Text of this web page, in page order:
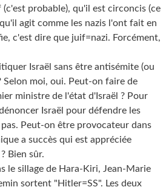
probable), qu'il est circoncis (ce
agit comme les nazis l'ont fait en
c'est dire que juif=nazi. Forcément,
Israël sans être antisémite (ou
moi, oui. Peut-on faire de
ministre de l'état d'Israël ? Pour
Israël pour défendre les
Peut-on être provocateur dans
a succès qui est appréciée
Bien sûr.
le sillage de Hara-Kiri, Jean-Marie
sortent "Hitler=SS". Les deux